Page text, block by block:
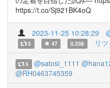
https://t.co/Sj921BK4oQ
2023-11-25 10:28:29
5 47 0.338 リ
5 @satosi_1111
@RH0463745359